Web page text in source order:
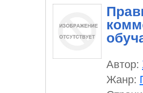
Автор:
Жанр: